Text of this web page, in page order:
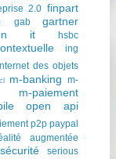
2.0 finpart
gab
gartner
it hsbc
ing
des objets
lcl m-banking m-
m-paiement
open api
p2p paypal
augmentée
sécurité
serious